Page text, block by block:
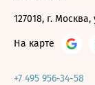
127018, г.
На карте
+7 495 956-34-58